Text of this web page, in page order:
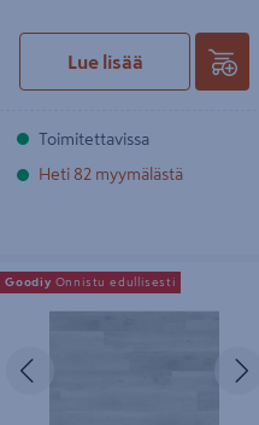
Lue lisää
Toimitettavissa
Heti 82 myymälästä
Vinyylilankku Goodiy Desert Gobi
KL34 1220X226X5,2mm 2,21m²
Goodiy Onnistu edullisesti